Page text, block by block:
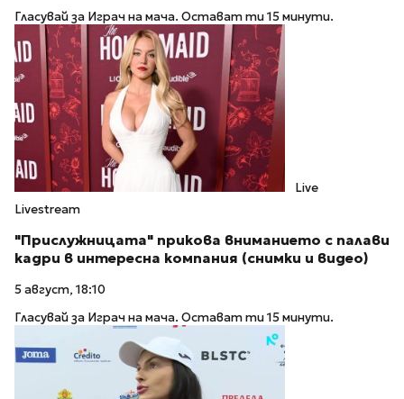
Гласувай за Играч на мача. Остават ти 15 минути.
Live
Livestream
"Прислужницата" прикова вниманието с палави
кадри в интересна компания (снимки и видео)
5 август, 18:10
Гласувай за Играч на мача. Остават ти 15 минути.